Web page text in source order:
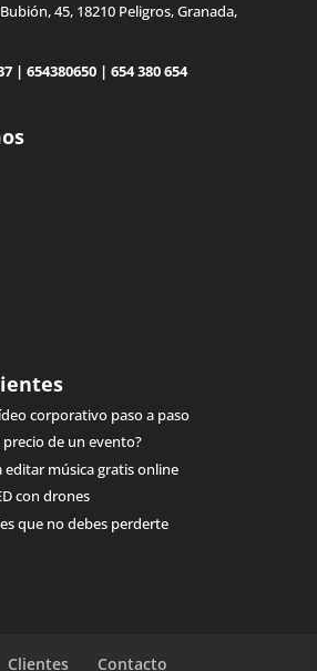
45, 18210 Peligros, Granada,
| 654380650| 654 380 654
corporativo paso a paso
precio de un evento?
editar música gratis online
con drones
que no debes perderte
Clientes Contacto